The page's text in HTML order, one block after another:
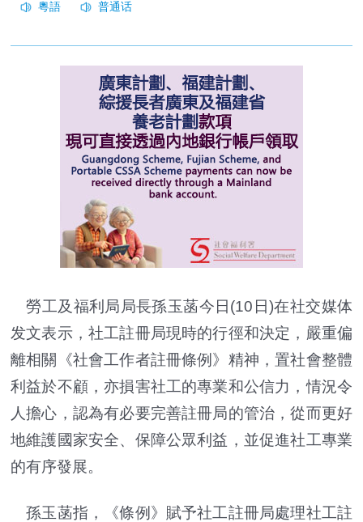
勞工及福利局局長孫玉菡今日(10日)在社交媒体
发文表示，社工註冊局現時的行徑和決定，嚴重偏
離相關《社會工作者註冊條例》精神，置社會整體
利益於不顧，亦損害社工的專業和公信力，情況令
人擔心，認為有必要完善註冊局的管治，從而更好
地維護國家安全、保障公眾利益，並促進社工專業
的有序發展。
孫玉菡指，《條例》賦予社工註冊局處理社工註